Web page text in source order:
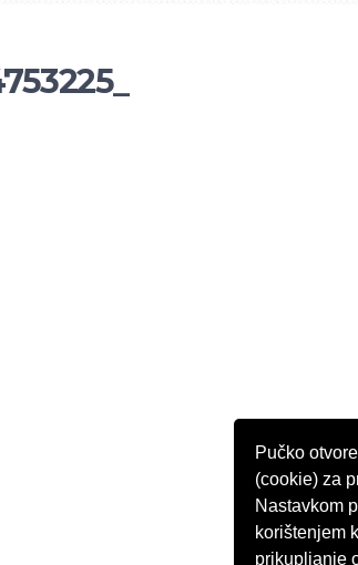
Pučko
(cookie) za
Nastavkom
korištenjem
prikupljanje